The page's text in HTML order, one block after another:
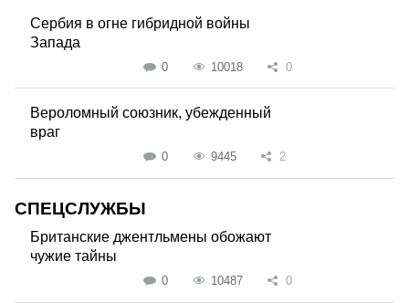
Сербия в огне гибридной войны
Запада
0 10018 0
Вероломный союзник, убежденный
враг
0 9445 2
СПЕЦСЛУЖБЫ
Британские джентльмены обожают
чужие тайны
0 10487 0